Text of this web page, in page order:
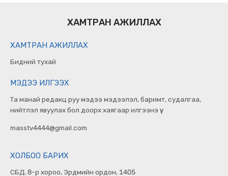
ХАМТРАН АЖИЛЛАХ
ХАМТРАН АЖИЛЛАХ
Бидний тухай
МЭДЭЭ ИЛГЭЭХ
Та манай редакц руу мэдээ мэдээлэл, баримт, судалгаа,
нийтлэл явуулах бол доорх хаягаар илгээнэ үү.
masstv4444@gmail.com
ХОЛБОО БАРИХ
СБД, 8-р хороо, Эрдмийн ордон, 1405